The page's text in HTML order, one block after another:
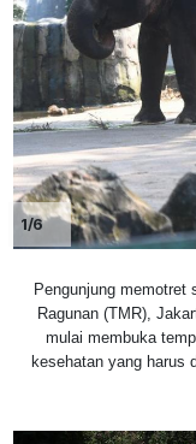
1/6
Pengunjung memotret
Ragunan (TMR),
mulai membuka
kesehatan yang harus